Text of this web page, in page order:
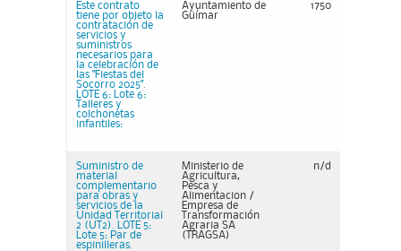
Este contrato
tiene por objeto la
contratación de
servicios y
suministros
necesarios para
la celebración de
las "Fiestas del
Socorro 2025".
LOTE 6: Lote 6:
Talleres y
colchonetas
infantiles:
Ayuntamiento de
Güímar
1750
Suministro de
material
complementario
para obras y
servicios de la
Unidad Territorial
2 (UT2). LOTE 5:
Lote 5: Par de
espinilleras.
Ministerio de
Agricultura,
Pesca y
Alimentacion /
Empresa de
Transformación
Agraria SA
(TRAGSA)
n/d